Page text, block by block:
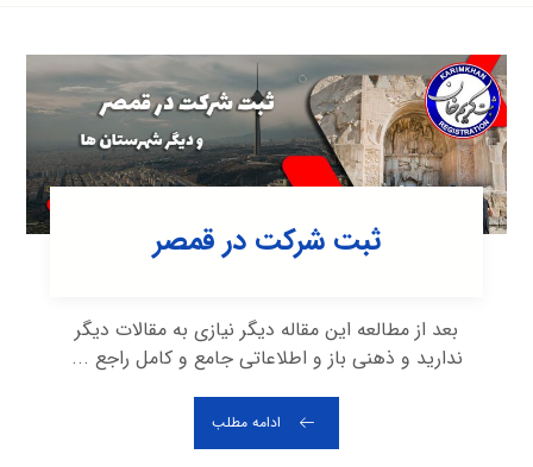
ثبت شرکت در قمصر
بعد از مطالعه این مقاله دیگر نیازی به مقالات دیگر
ندارید و ذهنی باز و اطلاعاتی جامع و کامل راجع ...
ادامه مطلب